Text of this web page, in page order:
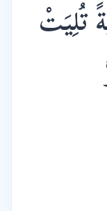
تُلِيَتْ